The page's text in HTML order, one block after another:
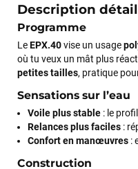
Description
Programme
LeEPX.40vise un usage
où tu veux un mât plus
petites tailles, pratique
Sensations sur l’eau
Voile plus stable : le
Relances plus faciles :
Confort en manœuvres :
Construction